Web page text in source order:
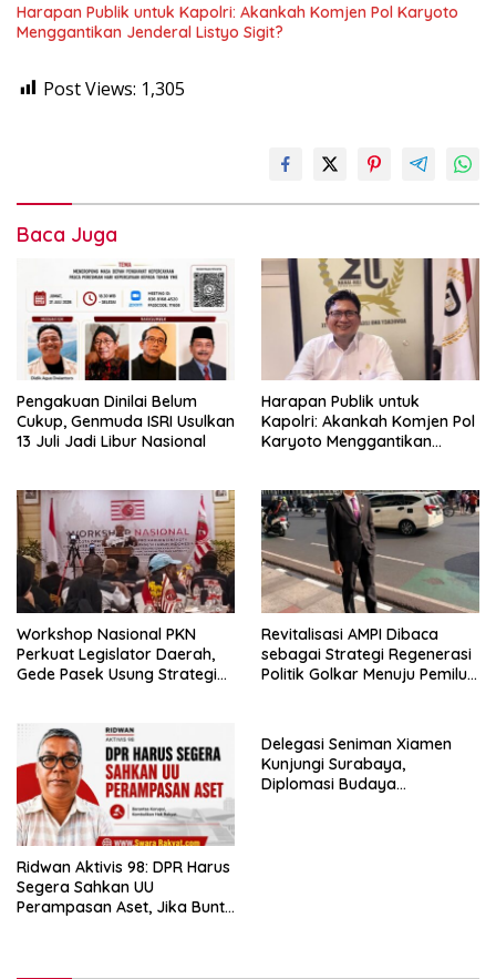
Harapan Publik untuk Kapolri: Akankah Komjen Pol Karyoto
Menggantikan Jenderal Listyo Sigit?
Post Views: 1,305
Baca Juga
Pengakuan Dinilai Belum
Cukup, Genmuda ISRI Usulkan
13 Juli Jadi Libur Nasional
Harapan Publik untuk
Kapolri: Akankah Komjen Pol
Karyoto Menggantikan
Workshop Nasional PKN
Perkuat Legislator Daerah,
Gede Pasek Usung Strategi
Revitalisasi AMPI Dibaca
sebagai Strategi Regenerasi
Politik Golkar Menuju Pemilu
Ridwan Aktivis 98: DPR Harus
Segera Sahkan UU
Perampasan Aset, Jika Buntu
Delegasi Seniman Xiamen
Kunjungi Surabaya,
Diplomasi Budaya